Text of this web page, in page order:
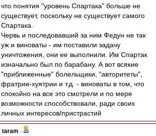
что понятия "уровень Спартака" больше не
существует, поскольку не существует самого
Спартака.
Червь и последовавший за ним Федун не так
уж и виноваты - им поставили задачу
уничтожения, они ее выполнили. Им Спартак
изначально был по барабану. А вот всякие
"приближенные" болельщики, "авторитеты",
фратрии-хуятрии и т.д. - виноваты в том, что
спокойно на все это смотрели и по мере
возможности способствовали, ради своих
личных интересов/пристрастий
taram -